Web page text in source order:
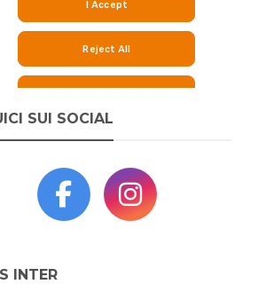
SUI SOCIAL
INTER